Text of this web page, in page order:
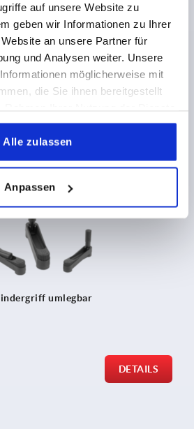
auf unsere Website zu
geben wir Informationen zu Ihrer
an unsere Partner für
und Analysen weiter. Unsere
möglicherweise mit
die Sie ihnen bereitgestellt
Alle zulassen
Anpassen
mit Zylindergriff drehbar
umlegbar
DETAILS